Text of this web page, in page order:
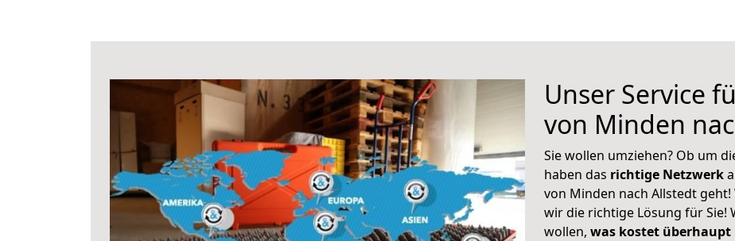
Unser Service
von Minden
Sie wollen umziehen? Ob um
haben das richtige Netzwerk
von Minden nach Allstedt
wir die richtige Lösung für Sie!
wollen, was kostet überhaupt